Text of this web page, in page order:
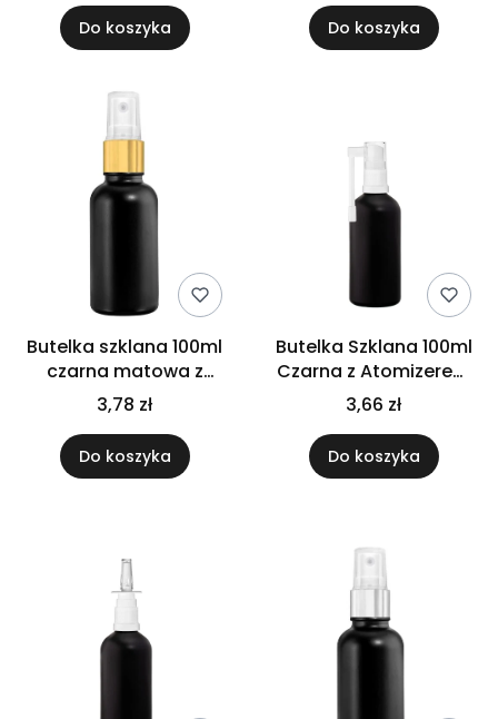
Do koszyka Do koszyka
Butelka szklana 100ml
czarna matowa z
atomizerem złotym
3,78 zł
Do koszyka
Butelka Szklana 100ml
Czarna z Atomizerem
do Gardła
3,66 zł
Do koszyka